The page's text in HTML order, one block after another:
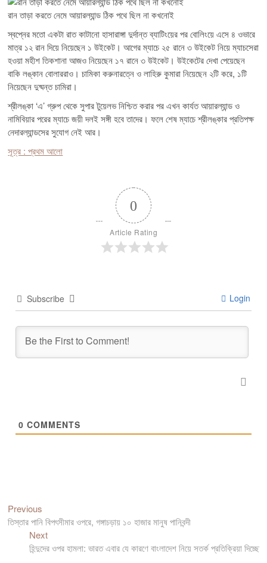
রান তাড়া করতে নেমে আয়ারল্যান্ড ঠিক পথে ছিল না কখনোই
স্বপ্নের মতো একটা রাত কাটানো হাসারাঙ্গা দুর্দান্ত ব্যাটিংয়ের পর বোলিংয়ে এসে ৪ ওভারে
মাত্র ১২ রান দিয়ে নিয়েছেন ১ উইকেট। আগের ম্যাচে ২৫ রানে ৩ উইকেট নিয়ে ম্যাচসেরা
হওয়া মহীশ তিকশানা আজও নিয়েছেন ১৭ রানে ৩ উইকেট। উইকেটের দেখা পেয়েছেন
বাকি লঙ্কান বোলাররাও। চামিকা করুনারত্নে ও লাহিরু কুমারা নিয়েছেন ২টি করে, ১টি
নিয়েছেন দুষ্মন্ত চামিরা।
শ্রীলঙ্কা ‘এ’ গ্রুপ থেকে সুপার টুয়েলভ নিশ্চিত করার পর এখন কার্যত আয়ারল্যান্ড ও
নামিবিয়ার পরের ম্যাচে জয়ী দলই সঙ্গী হবে তাদের। ফলে শেষ ম্যাচে শ্রীলঙ্কার প্রতিপক্ষ
নেদারল্যান্ডসের সুযোগ নেই আর।
সূত্র : প্রথম আলো
0
Article Rating
Subscribe Login
0 COMMENTS
Post
navigation
Previous
post:
তিস্তার পানি বিপৎসীমার ওপরে, গঙ্গাচড়ায় ১০ হাজার মানুষ পানিবন্দী
NextNext
post:
হিন্দুদের ওপর হামলা: ভারত এবার যে কারণে বাংলাদেশ নিয়ে সতর্ক প্রতিক্রিয়া দিচ্ছে